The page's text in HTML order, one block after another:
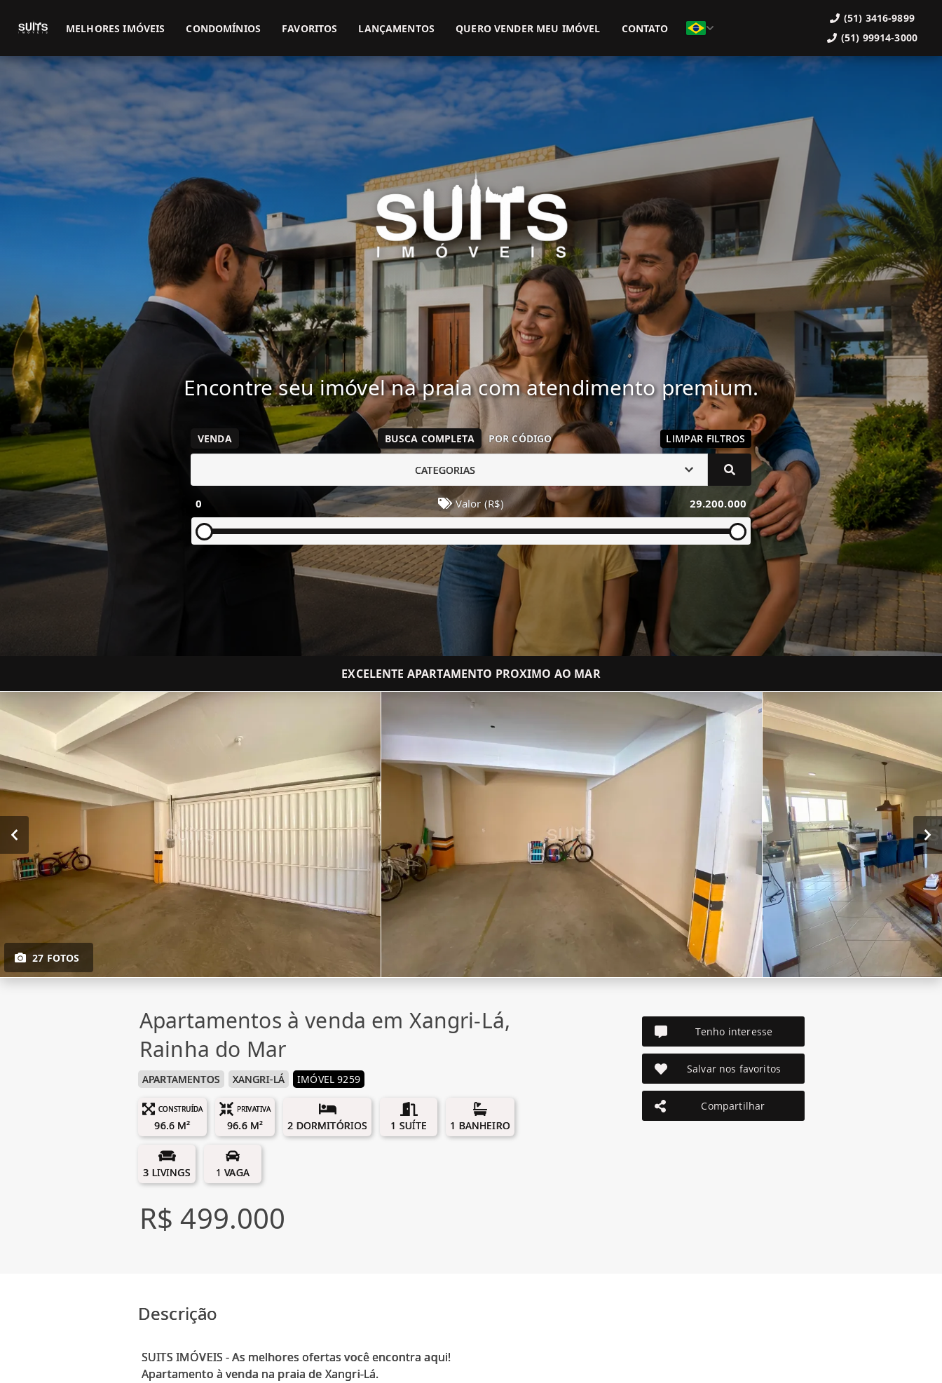
(51) 3416-9899 (51) 99914-3000
MELHORES IMÓVEIS CONDOMÍNIOS FAVORITOS LANÇAMENTOS QUERO VENDER MEU IMÓVEL CONTATO
(51) 3416-9899
(51) 99914-3000
Encontre seu imóvel na praia com atendimento premium.
VENDA BUSCA COMPLETA POR CÓDIGO LIMPAR FILTROS
CATEGORIAS
0 Valor (R$) 29.200.000
EXCELENTE APARTAMENTO PROXIMO AO MAR
27 FOTOS
Apartamentos à venda em Xangri-Lá,
Rainha do Mar
APARTAMENTOS XANGRI-LÁ IMÓVEL 9259
CONSTRUÍDA
96.6 M²
PRIVATIVA
96.6 M² 2 DORMITÓRIOS 1 SUÍTE 1 BANHEIRO
3 LIVINGS 1 VAGA
R$ 499.000
Tenho interesse
Salvar nos favoritos
Compartilhar
Descrição
SUITS IMÓVEIS - As melhores ofertas você encontra aqui!
Apartamento à venda na praia de Xangri-Lá.